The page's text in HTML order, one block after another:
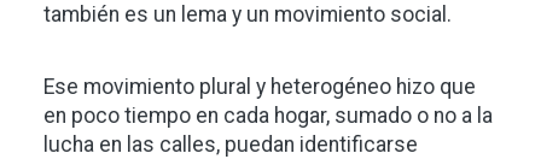
también es un lema y un movimiento social.
Ese movimiento plural y heterogéneo hizo que
en poco tiempo en cada hogar, sumado o no a la
lucha en las calles, puedan identificarse